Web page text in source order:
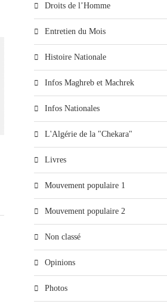
Droits de l’Homme
Entretien du Mois
Histoire Nationale
Infos Maghreb et Machrek
Infos Nationales
L'Algérie de la "Chekara"
Livres
Mouvement populaire 1
Mouvement populaire 2
Non classé
Opinions
Photos